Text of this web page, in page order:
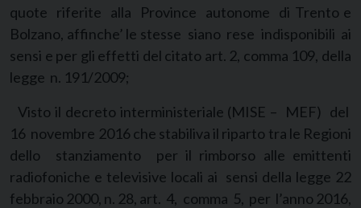
quote riferite alla Province autonome di Trento e
Bolzano, affinche’ le stesse siano rese indisponibili ai
sensi e per gli effetti del citato art. 2, comma 109, della
legge n. 191/2009;
Visto il decreto interministeriale (MISE – MEF) del
16 novembre 2016 che stabiliva il riparto tra le Regioni
dello stanziamento per il rimborso alle emittenti
radiofoniche e televisive locali ai sensi della legge 22
febbraio 2000, n. 28, art. 4, comma 5, per l’anno 2016,